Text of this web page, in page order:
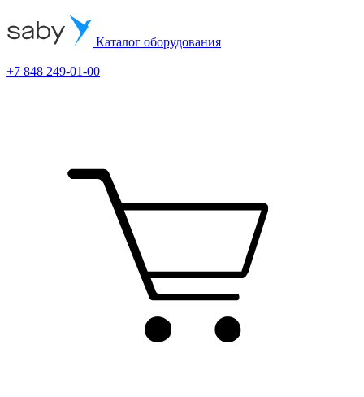
Каталог оборудования
+7 848 249-01-00